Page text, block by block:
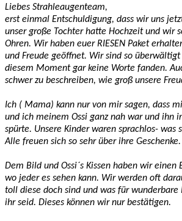
Liebes Strahleaugenteam,
erst einmal Entschuldigung, dass wir uns
unser große Tochter hatte Hochzeit und wir
Ohren. Wir haben euer RIESEN Paket
und Freude geöffnet. Wir sind so
diesem Moment gar keine Worte fanden.
schwer zu beschreiben, wie groß unsere
Ich ( Mama) kann nur von mir sagen, dass
und ich meinem Ossi ganz nah war und ihn
spürte. Unsere Kinder waren sprachlos- was
Alle freuen sich so sehr über ihre Geschenke.
Dem Bild und Ossi´s Kissen haben wir einen
wo jeder es sehen kann. Wir werden oft
toll diese doch sind und was für wunderbare
ihr seid. Dieses können wir nur bestätigen.